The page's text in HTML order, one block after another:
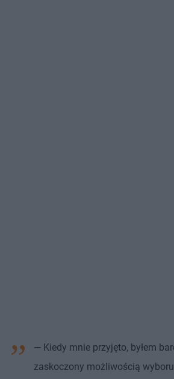
— Kiedy mnie przyjęto, byłem
zaskoczony możliwością